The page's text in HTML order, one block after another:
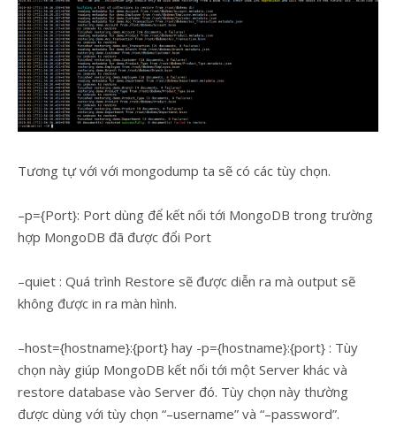
Tương tự với với mongodump ta sẽ có các tùy chọn.
–p={Port}: Port dùng để kết nối tới MongoDB trong trường
hợp MongoDB đã được đổi Port
–quiet : Quá trình Restore sẽ được diễn ra mà output sẽ
không được in ra màn hình.
–host={hostname}:{port} hay -p={hostname}:{port} : Tùy
chọn này giúp MongoDB kết nối tới một Server khác và
restore database vào Server đó. Tùy chọn này thường
được dùng với tùy chọn “–username” và “–password”.